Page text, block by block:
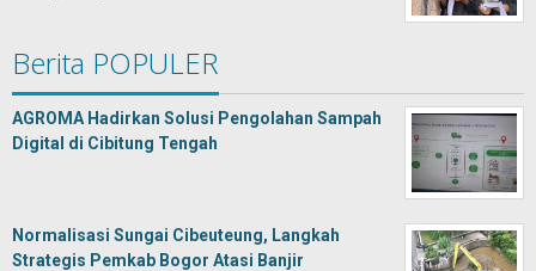
Berita POPULER
AGROMA Hadirkan Solusi Pengolahan Sampah
Digital di Cibitung Tengah
Normalisasi Sungai Cibeuteung, Langkah
Strategis Pemkab Bogor Atasi Banjir